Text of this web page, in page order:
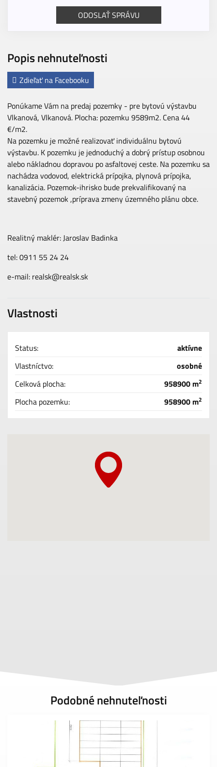
Popis nehnuteľnosti
Zdieľať na Facebooku
Ponúkame Vám na predaj pozemky - pre bytovú výstavbu
Vlkanová, Vlkanová. Plocha: pozemku 9589m2. Cena 44
€/m2.
Na pozemku je možné realizovať individuálnu bytovú
výstavbu. K pozemku je jednoduchý a dobrý prístup osobnou
alebo nákladnou dopravou po asfaltovej ceste. Na pozemku sa
nachádza vodovod, elektrická prípojka, plynová prípojka,
kanalizácia. Pozemok-ihrisko bude prekvalifikovaný na
stavebný pozemok ,príprava zmeny územného plánu obce.
Realitný maklér: Jaroslav Badinka
tel: 0911 55 24 24
e-mail: realsk@realsk.sk
Vlastnosti
Status:
aktívne
Vlastníctvo:
osobné
Celková plocha:
958900 m2
Plocha pozemku: 958900 m2
Podobné nehnuteľnosti